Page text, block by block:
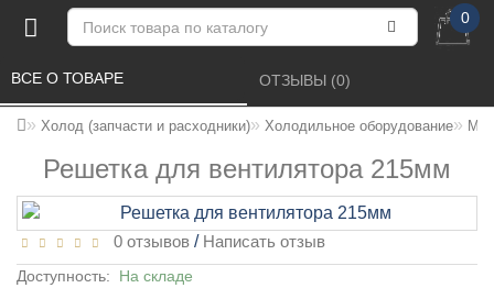
0
Холод (запчасти и расходники) Холодильное оборудование
Решетка для вентилятора 215мм
ВСЕ О ТОВАРЕ ОТЗЫВЫ (0)
0 отзывов / Написать отзыв
Доступность: На складе